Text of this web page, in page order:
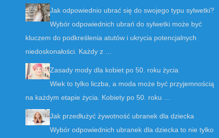
Jak odpowiednio ubrać się do swojego typu sylwetki?
Wybór odpowiednich ubrań do sylwetki może być
kluczem do podkreślenia atutów i ukrycia potencjalnych
niedoskonałości. Każdy z …
Zasady mody dla kobiet po 50. roku życia
Wiek to tylko liczba, a moda może być przyjemnością
na każdym etapie życia. Kobiety po 50. roku …
Jak przedłużyć żywotność ubranek dla dziecka
Wybór odpowiednich ubranek dla dziecka to nie tylko